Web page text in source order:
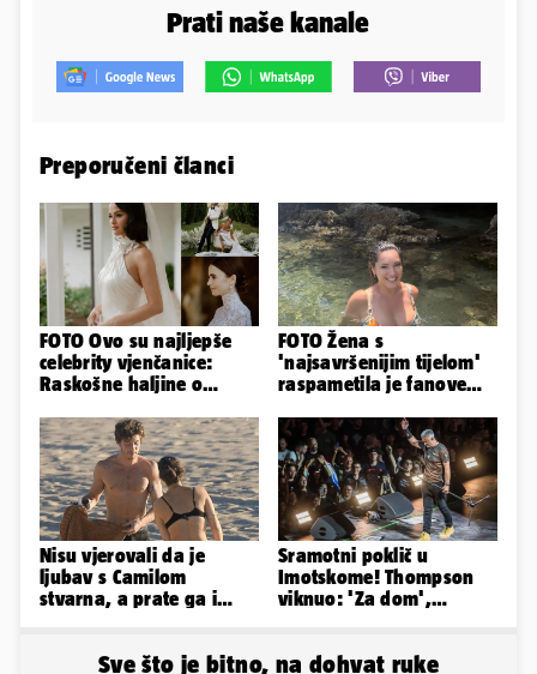
Prati naše kanale
Preporučeni članci
FOTO Ovo su najljepše
celebrity vjenčanice:
Raskošne haljine o
svijet
FOTO Žena s
'najsavršenijim tijelom'
raspametila je fanove
plićaka
Nisu vjerovali da je
ljubav s Camilom
stvarna, a prate ga i
Sramotni poklič u
Imotskome! Thompson
viknuo: 'Za dom',
Sve što je bitno, na dohvat ruke